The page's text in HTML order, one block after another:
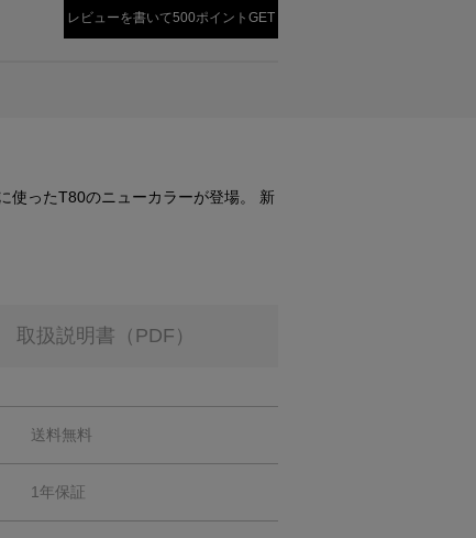
レビューを書いて500ポイントGET
使ったT80のニューカラーが登場。 新
取扱説明書（PDF）
送料無料
1年保証